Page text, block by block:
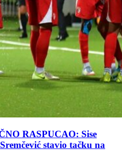
RASPUCAO: Sise
stavio tačku na